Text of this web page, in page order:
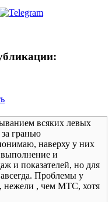
всяких левых
гранью
наверху у них
и
и показателей, но для
Проблемы у
нежели , чем МТС, хотя